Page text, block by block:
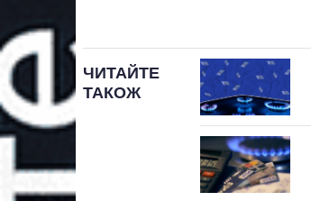
ЧИТАЙТЕ
ТАКОЖ